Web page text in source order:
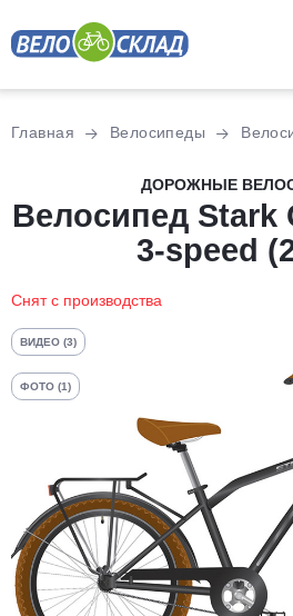
Главная Велосипеды
ДОРОЖНЫЕ
Велосипед Stark
3-speed
Снят с производства
ВИДЕО (3)
ФОТО (1)
Разбейте
оплатуна части
без переплат
График платежей
Добавляйте товары
в корзину